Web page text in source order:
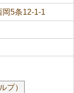
5条12-1-1
プ）